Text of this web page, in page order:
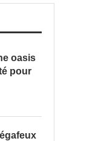
oasis
pour